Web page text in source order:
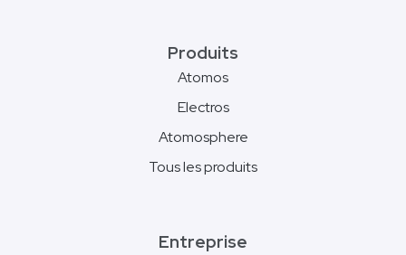
Produits
Atomos
Electros
Atomosphere
Tous les produits
Entreprise